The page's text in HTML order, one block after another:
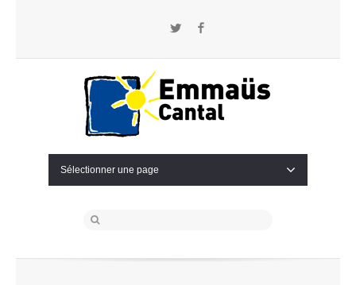
Twitter
Sélectionner une page